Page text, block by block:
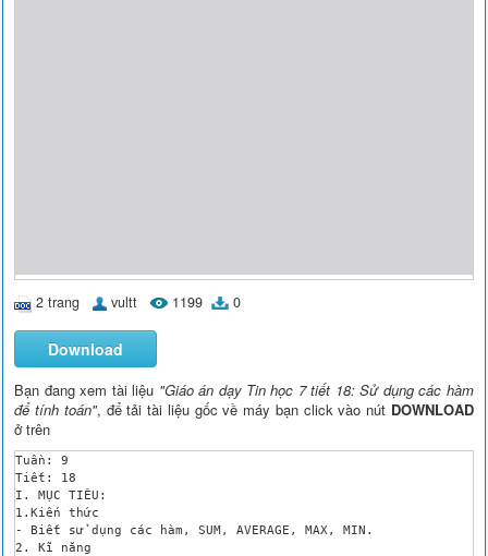
2 trang vultt 1199 0
Download
Bạn đang xem tài liệu "Giáo án dạy Tin học 7 tiết 18: Sử dụng các hàm
để tính toán", để tải tài liệu gốc về máy bạn click vào nút DOWNLOAD
ở trên
Tuần: 9
Tiết: 18
I. MỤC TIÊU:
1.Kiến thức
- Biết sử dụng các hàm, SUM, AVERAGE, MAX, MIN.
2. Kĩ năng